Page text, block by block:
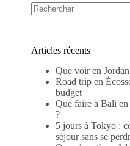
Articles récents
Que voir en
Road trip en
budget
Que faire à Bali en
?
5 jours à Tokyo :
séjour sans se